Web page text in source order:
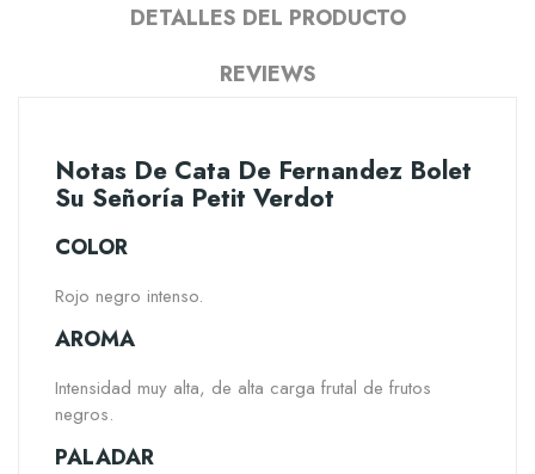
DETALLES DEL PRODUCTO
REVIEWS
Notas De Cata De Fernandez Bolet
Su Señoría Petit Verdot
COLOR
Rojo negro intenso.
AROMA
Intensidad muy alta, de alta carga frutal de frutos
negros.
PALADAR